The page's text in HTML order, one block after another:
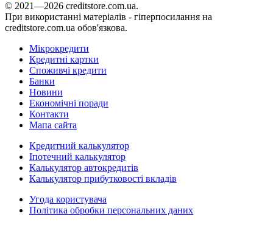
© 2021—2026 creditstore.com.ua.
При використанні матеріалів - гіперпосилання на
creditstore.com.ua обов'язкова.
Мікрокредити
Кредитні картки
Споживчі кредити
Банки
Новини
Економічні поради
Контакти
Мапа сайта
Кредитний калькулятор
Іпотечний калькулятор
Калькулятор автокредитів
Калькулятор прибутковості вкладів
Угода користувача
Політика обробки персональних даних